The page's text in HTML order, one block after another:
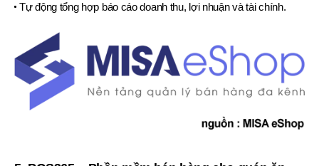
Tự động tổng hợp báo cáo doanh thu, lợi nhuận và tài chính.